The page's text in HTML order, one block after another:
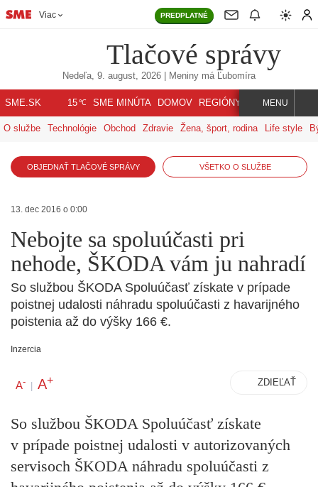
Viac PREDPLATNÉ
Tlačové správy
Nedeľa, 9. august, 2026 | Meniny má Ľubomíra
SME.SK 15℃ SME MINÚTA DOMOV REGIÓNY INDEX SVET
MENU
O službe Technológie Obchod Zdravie Žena, šport, rodina Life style
OBJEDNAŤ TLAČOVÉ SPRÁVY VŠETKO O SLUŽBE
13. dec 2016 o 0:00
Nebojte sa spoluúčasti pri
nehode, ŠKODA vám ju nahradí
So službou ŠKODA Spoluúčasť získate v prípade
poistnej udalosti náhradu spoluúčasti z havarijného
poistenia až do výšky 166 €.
Inzercia
A- | A+ ZDIEĽAŤ
So službou ŠKODA Spoluúčasť získate
v prípade poistnej udalosti v autorizovaných
servisoch ŠKODA náhradu spoluúčasti z